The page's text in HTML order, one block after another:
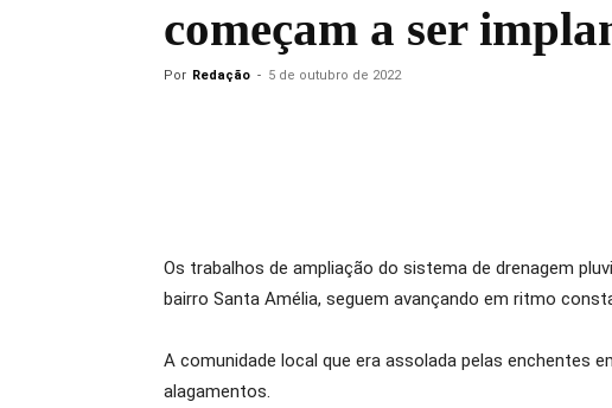
começam a ser
Por Redação - 5 de outubro de 2022
Os trabalhos de ampliação do sistema de drenagem
bairro Santa Amélia, seguem avançando em ritmo
A comunidade local que era assolada pelas enchentes
alagamentos.